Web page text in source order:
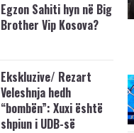
Egzon Sahiti hyn në Big
Brother Vip Kosova?
Ekskluzive/ Rezart
Veleshnja hedh
“bombën”: Xuxi është
shpiun i UDB-së